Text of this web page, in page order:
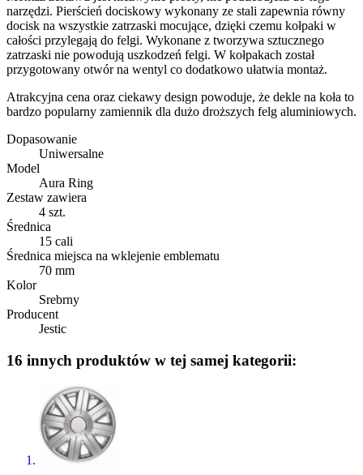
narzędzi. Pierścień dociskowy wykonany ze stali zapewnia równy
docisk na wszystkie zatrzaski mocujące, dzięki czemu kołpaki w
całości przylegają do felgi. Wykonane z tworzywa sztucznego
zatrzaski nie powodują uszkodzeń felgi. W kołpakach został
przygotowany otwór na wentyl co dodatkowo ułatwia montaż.
Atrakcyjna cena oraz ciekawy design powoduje, że dekle na koła to
bardzo popularny zamiennik dla dużo droższych felg aluminiowych.
Dopasowanie
Uniwersalne
Model
Aura Ring
Zestaw zawiera
4 szt.
Średnica
15 cali
Średnica miejsca na wklejenie emblematu
70 mm
Kolor
Srebrny
Producent
Jestic
16 innych produktów w tej samej kategorii: